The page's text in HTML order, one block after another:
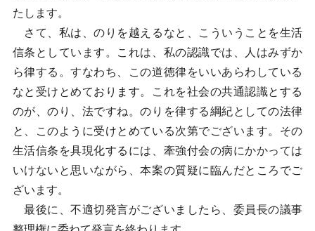
たします。
さて、私は、のりを越えるなと、こういうことを生活
信条としています。これは、私の認識では、人はみずか
ら律する。すなわち、この道徳律をいいあらわしている
なと受けとめております。これを社会の共通認識とする
のが、のり、法ですね。のりを律する綱紀としての法律
と、このように受けとめている次第でございます。その
生活信条を具現化するには、牽強付会の病にかかっては
いけないと思いながら、本案の質疑に臨んだところでご
ざいます。
最後に、不適切発言がございましたら、委員長の議事